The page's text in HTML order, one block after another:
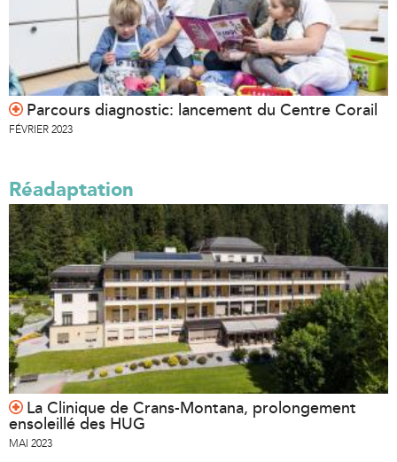
Parcours diagnostic: lancement du Centre Corail
FÉVRIER 2023
Réadaptation
La Clinique de Crans-Montana, prolongement
ensoleillé des HUG
MAI 2023